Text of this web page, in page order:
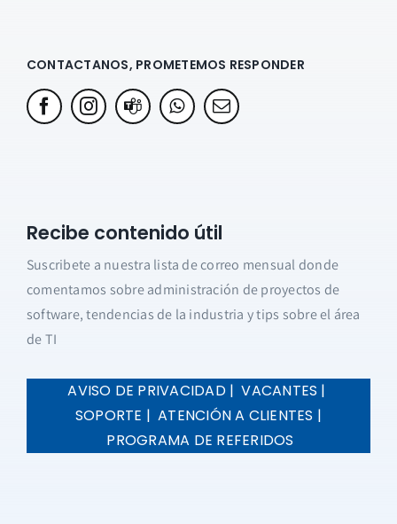
CONTACTANOS, PROMETEMOS RESPONDER
Recibe contenido útil
Suscribete a nuestra lista de correo mensual donde
comentamos sobre administración de proyectos de
software, tendencias de la industria y tips sobre el área
de TI
AVISO DE PRIVACIDAD | VACANTES |
SOPORTE | ATENCIÓN A CLIENTES |
PROGRAMA DE REFERIDOS